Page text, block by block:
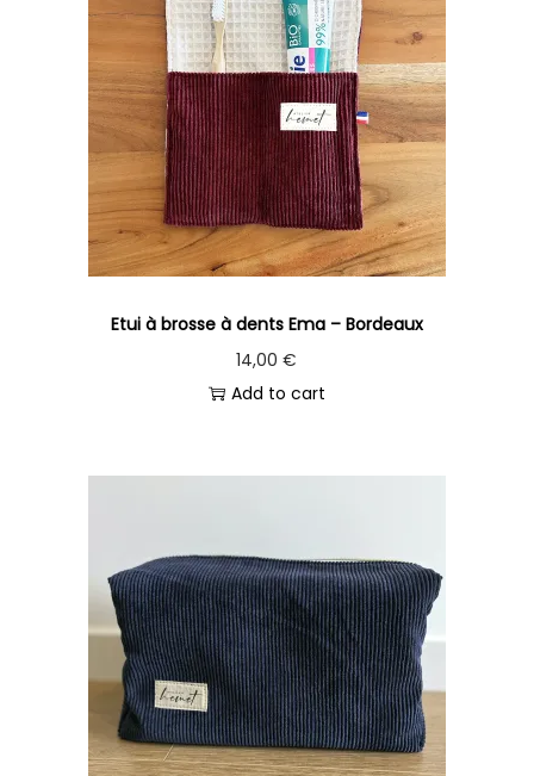
Etui à brosse à dents Ema – Bordeaux
14,00€
Add to cart